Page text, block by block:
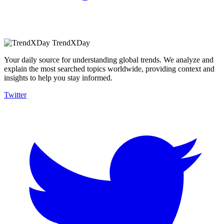
TrendXDay
Your daily source for understanding global trends. We analyze and
explain the most searched topics worldwide, providing context and
insights to help you stay informed.
Twitter